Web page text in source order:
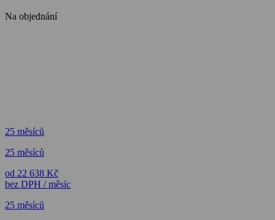
Na objednání
25 měsíců
25 měsíců
od 22 638 Kč
bez DPH / měsíc
25 měsíců